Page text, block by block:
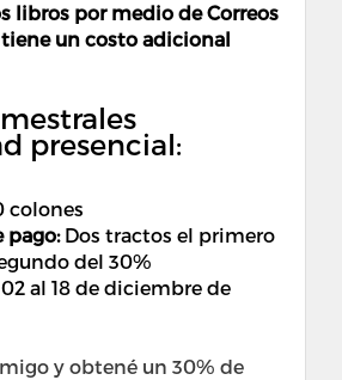
libros por medio de Correos
tiene un costo adicional
presencial:
colones
pago:Dos tractos el primero
del 30%
al 18 de diciembre de
y obtené un 30% de